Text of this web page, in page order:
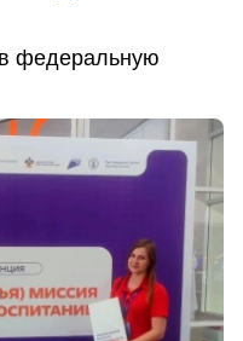
федеральную